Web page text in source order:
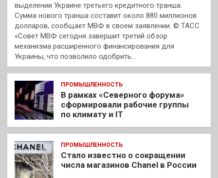
выделении Украине третьего кредитного транша.
Сумма нового транша составит около 880 миллионов
долларов, сообщает МВФ в своем заявлении. © ТАСС
«Совет МВФ сегодня завершит третий обзор
механизма расширенного финансирования для
Украины, что позволило одобрить…
ПРОМЫШЛЕННОСТЬ
В рамках «Северного форума»
сформировали рабочие группы
по климату и IT
ПРОМЫШЛЕННОСТЬ
Стало известно о сокращении
числа магазинов Chanel в России